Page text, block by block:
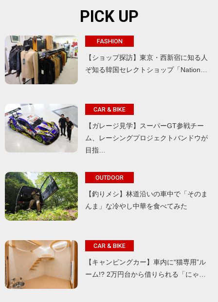
PICK UP
FASHION
【ショップ探訪】東京・西新宿に知る人
ぞ知る韓国セレクトショップ「Nation…
CAR & BIKE
【ガレージ見学】スーパーGT参戦チー
ム、レーシングプロジェクトバンドウが
目指…
OUTDOOR
【釣りメシ】林道沿いの車中で「そのま
んま」な冷やし中華を食べてみた
CAR & BIKE
【キャンピングカー】車内に“猫専用”ル
ーム!? 2万円台から借りられる「にゃ…